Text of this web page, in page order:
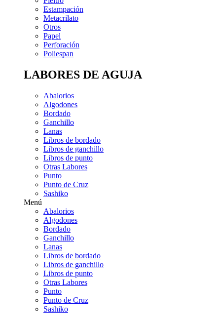
Estampación
Metacrilato
Otros
Papel
Perforación
Poliespan
LABORES DE AGUJA
Abalorios
Algodones
Bordado
Ganchillo
Lanas
Libros de bordado
Libros de ganchillo
Libros de punto
Otras Labores
Punto
Punto de Cruz
Sashiko
Menú
Abalorios
Algodones
Bordado
Ganchillo
Lanas
Libros de bordado
Libros de ganchillo
Libros de punto
Otras Labores
Punto
Punto de Cruz
Sashiko